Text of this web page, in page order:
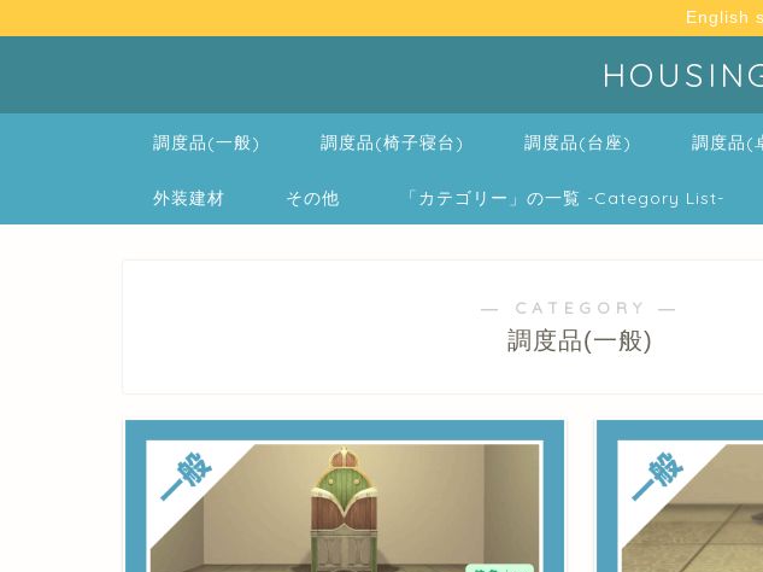
English
調度品(一般) 調度品(椅子寝台) 調度品(台座) 調度品(
外装建材 その他 「カテゴリー」の一覧 -Category List-
― CATEGORY ―
調度品(一般)